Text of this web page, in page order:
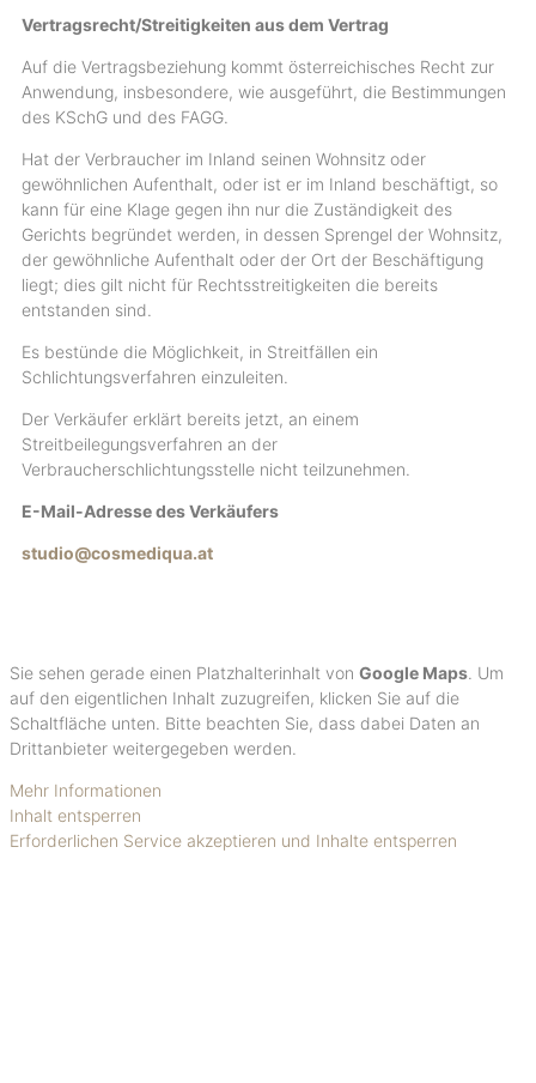
Vertragsrecht/Streitigkeiten aus dem Vertrag
Auf die Vertragsbeziehung kommt österreichisches Recht zur
Anwendung, insbesondere, wie ausgeführt, die Bestimmungen
des KSchG und des FAGG.
Hat der Verbraucher im Inland seinen Wohnsitz oder
gewöhnlichen Aufenthalt, oder ist er im Inland beschäftigt, so
kann für eine Klage gegen ihn nur die Zuständigkeit des
Gerichts begründet werden, in dessen Sprengel der Wohnsitz,
der gewöhnliche Aufenthalt oder der Ort der Beschäftigung
liegt; dies gilt nicht für Rechtsstreitigkeiten die bereits
entstanden sind.
Es bestünde die Möglichkeit, in Streitfällen ein
Schlichtungsverfahren einzuleiten.
Der Verkäufer erklärt bereits jetzt, an einem
Streitbeilegungsverfahren an der
Verbraucherschlichtungsstelle nicht teilzunehmen.
E-Mail-Adresse des Verkäufers
studio@cosmediqua.at
Sie sehen gerade einen Platzhalterinhalt von Google Maps . Um
auf den eigentlichen Inhalt zuzugreifen, klicken Sie auf die
Schaltfläche unten. Bitte beachten Sie, dass dabei Daten an
Drittanbieter weitergegeben werden.
Mehr Informationen
Inhalt entsperren
Erforderlichen Service akzeptieren und Inhalte entsperren